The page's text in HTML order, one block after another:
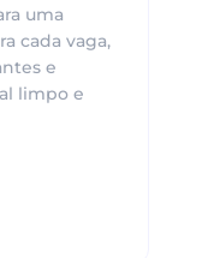
uma
cada vaga,
e
limpo e